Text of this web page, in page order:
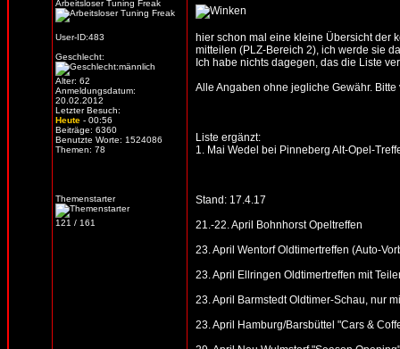
Arbeitsloser Tuning Freak
User-ID:483
Geschlecht:
Alter: 62
Anmeldungsdatum:
20.02.2012
Letzter Besuch:
Heute - 00:56
Beiträge: 6360
Benutzte Worte: 1524086
Themen: 78
Themenstarter
121 / 161
hier schon mal eine kleine Übersicht der
mitteilen (PLZ-Bereich 2), ich werde sie
Ich habe nichts dagegen, das die Liste
Alle Angaben ohne jegliche Gewähr.
Liste ergänzt:
1. Mai Wedel bei Pinneberg Alt-Opel-
Stand: 17.4.17
21.-22. April Bohnhorst Opeltreffen
23. April Wentorf Oldtimertreffen (Auto-
23. April Ellringen Oldtimertreffen mit
23. April Barmstedt Oldtimer-Schau, nur
23. April Hamburg/Barsbüttel "Cars &